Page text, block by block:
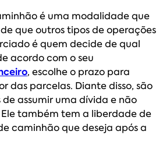
é uma modalidade que
que outros tipos de operações
é quem decide de qual
acordo com o seu
, escolhe o prazo para
das parcelas. Diante disso, são
de assumir uma dívida e não
também tem a liberdade de
caminhão que deseja após a